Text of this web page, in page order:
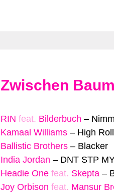
Zwischen
RIN feat. Bilderbuch –
Kamaal Williams – High
Ballistic Brothers – Blacker
India Jordan – DNT STP
Headie One feat. Skepta –
Joy Orbison feat. Mansur